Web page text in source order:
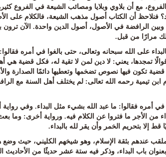
مع أن بلاوي وبلايا ومصائب الشيعة في الفروع
فنلاحظ أن الكتاب أصول مذهب الشيعة، فالكلام على
الرافضة في الأصول، أصول الدين واحدة. الآن ترون
مرارًا من قبل.
على الله سبحانه وتعالى، حتى بالغوا في أمره فقالوا :
تمجدها، يعني:لا دين لمن لا تقية له، فكل قضية هي
تكون فيها نصوص تضخمها وتعطيها دائمًا الصدارة
تيمية رحمه الله تعالى:لم يختلف أهل السنة مع
أمره فقالوا : ما عبد الله بشيء مثل البداء.وفي رواية
من الأجر ما فتروا عن الكلام فيه.ورواية أخرى:وما
قط إلا بتحريم الخمر وأن يقر لله بالبداء.
عندهم بثقة الإسلام، وهو شيخهم الكليني، حيث
باب البداء، وذكر فيه ستة عشر حديثًا من الأحاديث